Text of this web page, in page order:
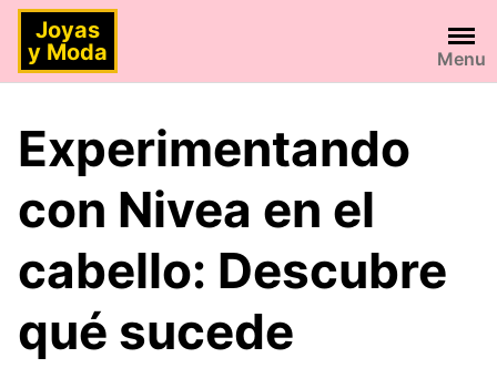
Saltar
contenido
Joyas
y Moda
Menu
Experimentando
con Nivea en el
cabello: Descubre
qué sucede